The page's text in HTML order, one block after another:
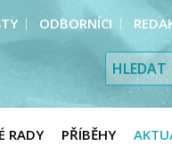
ODBORNÍCI
RADY PŘÍBĚHY